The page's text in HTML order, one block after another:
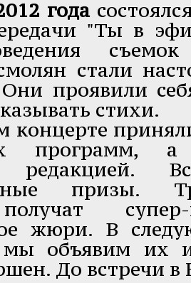
года
"Ты в
стали
Они проявили
стихи.
концерте
программ, а
редакцией.
призы.
жюри. В
мы объявим их
До встречи